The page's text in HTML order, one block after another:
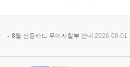
8월 신용카드 무이자할부 안내 2026-08-01